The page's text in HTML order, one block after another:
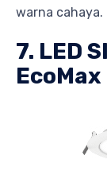
warna cahaya.
7. LED